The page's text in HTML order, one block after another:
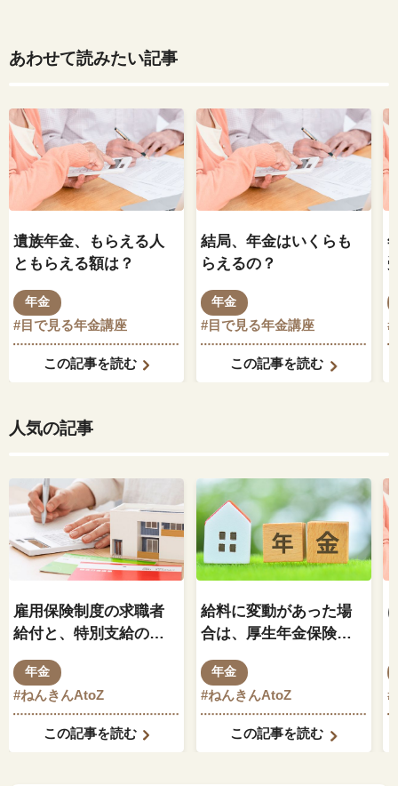
あわせて読みたい記事
遺族年金、もらえる人
ともらえる額は？
年金
#目で見る年金講座
この記事を読む
結局、年金はいくらも
らえるの？
年金
#目で見る年金講座
この記事を読む
#
人気の記事
雇用保険制度の求職者
給付と、特別支給の老
齢厚生年金の関係はど
のようになっているの
でしょうか？
年金
#ねんきんAtoZ
この記事を読む
給料に変動があった場
合は、厚生年金保険料
もそれに伴って変動し
ますか？
年金
#ねんきんAtoZ
この記事を読む
#